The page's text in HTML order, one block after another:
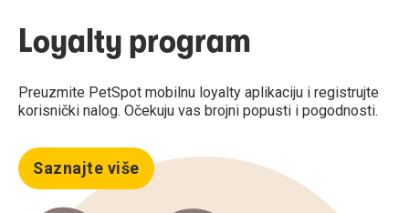
Loyalty program
Preuzmite PetSpot mobilnu loyalty aplikaciju i registrujte
korisnički nalog. Očekuju vas brojni popusti i pogodnosti.
Saznajte više